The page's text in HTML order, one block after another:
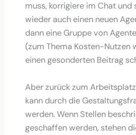
muss, korrigiere im Chat und
wieder auch einen neuen
dann eine Gruppe von
(zum Thema Kosten-Nutzen
einen gesonderten Beitrag
Aber zurück zum
kann durch die
werden. Wenn Stellen
geschaffen werden, stehen